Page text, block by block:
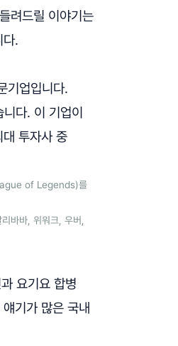
려드릴 이야기는
다.
기업입니다.
다. 이 기업이
투자사 중
of Legends)를
바바, 위워크, 우버,
요기요 합병
기가 많은 국내